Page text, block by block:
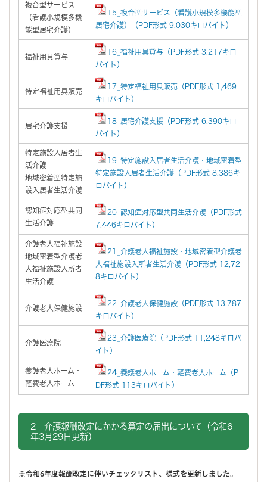
複合型サービス
（看護小規模多機
能型居宅介護）
15_複合型サービス（看護小規模多機能型
居宅介護）（PDF形式 9,030キロバイト）
福祉用具貸与
16_福祉用具貸与（PDF形式 3,217キロ
バイト）
特定福祉用具販売
17_特定福祉用具販売（PDF形式 1,469
キロバイト）
居宅介護支援
18_居宅介護支援（PDF形式 6,390キロ
バイト）
特定施設入居者生
活介護
地域密着型特定施
設入居者生活介護
19_特定施設入居者生活介護・地域密着型
特定施設入居者生活介護（PDF形式 8,386キ
ロバイト）
認知症対応型共同
生活介護
20_認知症対応型共同生活介護（PDF形式
7,446キロバイト）
介護老人福祉施設
地域密着型介護老
人福祉施設入所者
生活介護
21_介護老人福祉施設・地域密着型介護老
人福祉施設入所者生活介護（PDF形式 12,72
8キロバイト）
介護老人保健施設
22_介護老人保健施設（PDF形式 13,787
キロバイト）
介護医療院
23_介護医療院（PDF形式 11,248キロバ
イト）
養護老人ホーム・
軽費老人ホーム
24_養護老人ホーム・軽費老人ホーム（P
DF形式 113キロバイト）
2 介護報酬改定にかかる算定の届出について（令和6
年3月29日更新）
※令和6年度報酬改定に伴いチェックリスト、様式を更新しました。